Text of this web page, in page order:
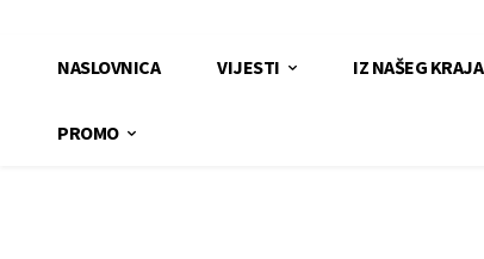
NASLOVNICA VIJESTI IZ NAŠEG KRAJA
PROMO